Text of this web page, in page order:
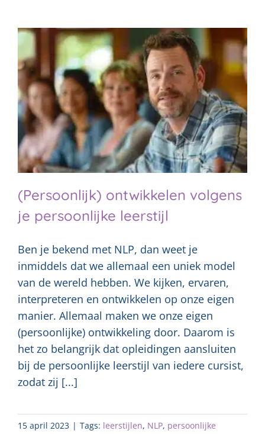
(Persoonlijk) ontwikkelen volgens
je persoonlijke leerstijl
Ben je bekend met NLP, dan weet je
inmiddels dat we allemaal een uniek model
van de wereld hebben. We kijken, ervaren,
interpreteren en ontwikkelen op onze eigen
manier. Allemaal maken we onze eigen
(persoonlijke) ontwikkeling door. Daarom is
het zo belangrijk dat opleidingen aansluiten
bij de persoonlijke leerstijl van iedere cursist,
zodat zij [...]
15 april 2023 | Tags: leerstijlen, NLP, persoonlijke